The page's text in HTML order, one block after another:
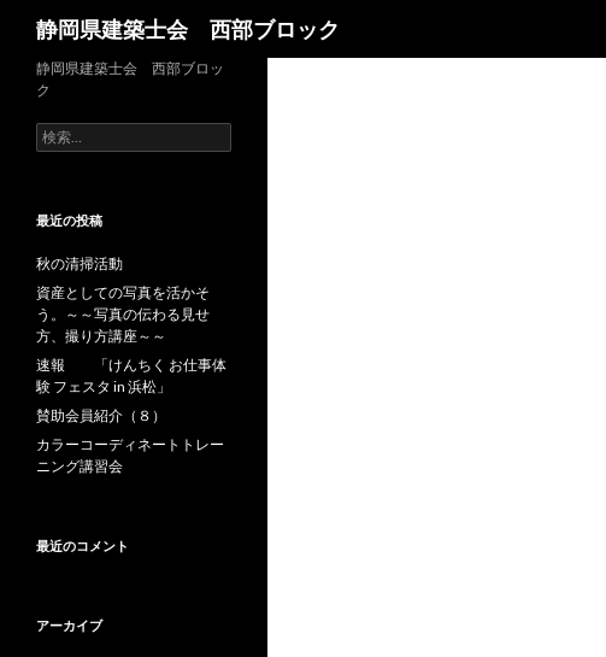
静岡県建築士会 西部ブロック
静岡県建築士会 西部ブロッ
ク
検
索
最近の投稿
秋の清掃活動
資産としての写真を活かそ
う。～～写真の伝わる見せ
方、撮り方講座～～
速報 「けんちく お仕事体
験 フェスタ in 浜松」
賛助会員紹介（８）
カラーコーディネートトレー
ニング講習会
最近のコメント
アーカイブ